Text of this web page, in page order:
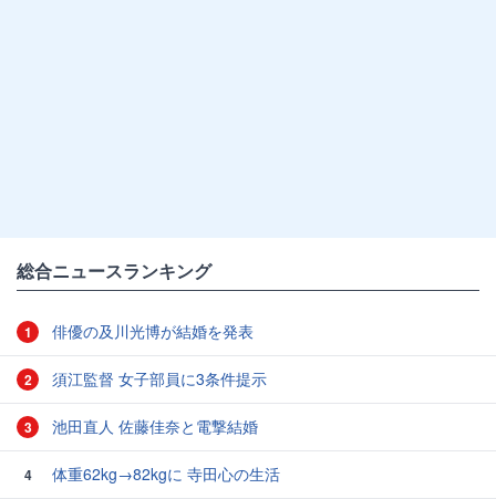
総合ニュースランキング
1 俳優の及川光博が結婚を発表
2 須江監督 女子部員に3条件提示
3 池田直人 佐藤佳奈と電撃結婚
4 体重62kg→82kgに 寺田心の生活